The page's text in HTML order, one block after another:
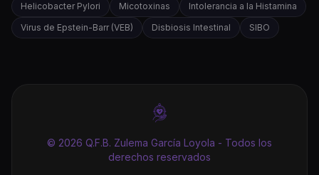
Helicobacter Pylori Micotoxinas
Intolerancia a la Histamina
Virus de Epstein-Barr (VEB)
Disbiosis Intestinal SIBO
© 2026 Q.F.B. Zulema García Loyola - Todos los
derechos reservados